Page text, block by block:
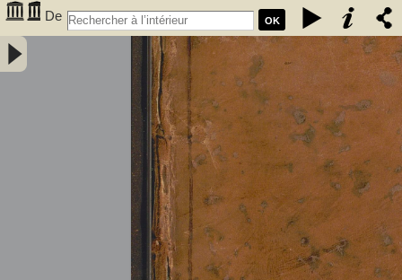
OK
De
l'électricité des végétaux : ouvrage dans lequel on traite de
l'électricité de l'atmosphere sur les plantes, de ses effets sur
l'économie des végétaux, de leurs vertus médico & nutritivo-
électriques, & principalement des moyens de pratique de l'appliquer
utilement à l'agriculture, avec l'invention d'un électro-végétometre .
Avec figures en taille-douce. Par M. l'Abbé Bertholon, de S. Lazare,
professeur de physique expérimentale des états généraux de la
province de Languedoc ... - Bertholon, Pierre Nicolas (abbé ; 1742-